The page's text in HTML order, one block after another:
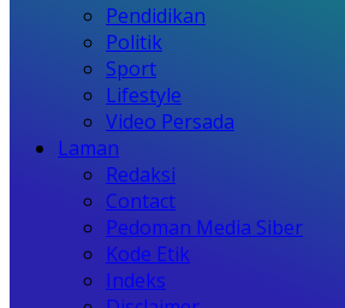
Pendidikan
Politik
Sport
Lifestyle
Video Persada
Laman
Redaksi
Contact
Pedoman Media Siber
Kode Etik
Indeks